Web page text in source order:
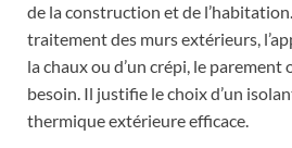
de la construction et de
traitement des murs extérieurs,
la chaux ou d’un crépi, le parement
besoin. Il justifie le choix d’un
thermique extérieure efficace.